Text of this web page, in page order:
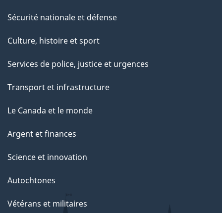
Sécurité nationale et défense
Culture, histoire et sport
Services de police, justice et urgences
Transport et infrastructure
Le Canada et le monde
Argent et finances
Science et innovation
Autochtones
Vétérans et militaires